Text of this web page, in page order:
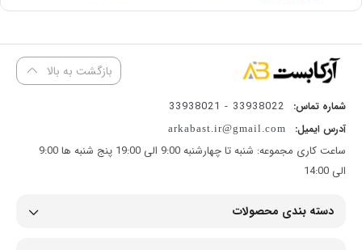
بازگشت به بالا
شماره تماس: 33938022 - 33938021
آدرس ایمیل: arkabast.ir@gmail.com
ساعت کاری مجموعه: شنبه تا چهارشنبه 9:00 الی 19:00 پنج شنبه ها 9:00
الی 14:00
دسته بندی محصولات